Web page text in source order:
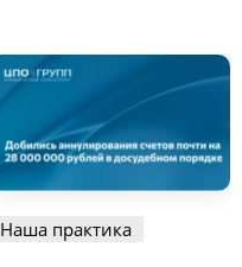
Наша практика